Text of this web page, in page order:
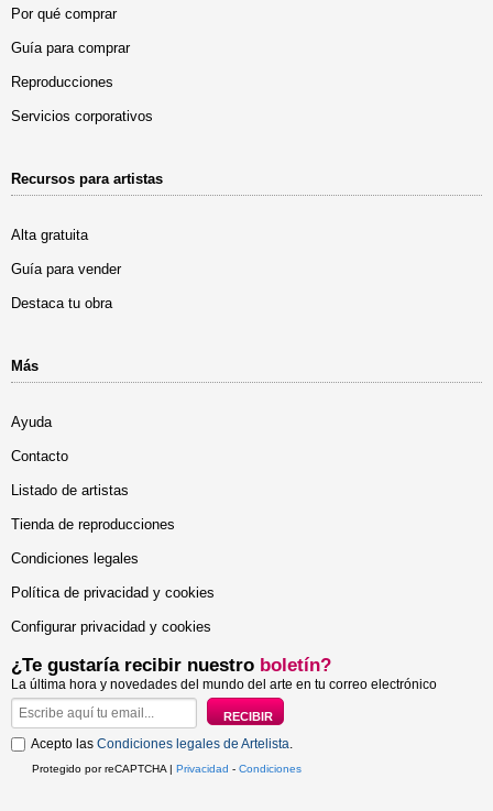
Por qué comprar
Guía para comprar
Reproducciones
Servicios corporativos
Recursos para artistas
Alta gratuita
Guía para vender
Destaca tu obra
Más
Ayuda
Contacto
Listado de artistas
Tienda de reproducciones
Condiciones legales
Política de privacidad y cookies
Configurar privacidad y cookies
¿Te gustaría recibir nuestro boletín?
La última hora y novedades del mundo del arte en tu correo electrónico
Acepto las Condiciones legales de Artelista.
Protegido por reCAPTCHA | Privacidad - Condiciones